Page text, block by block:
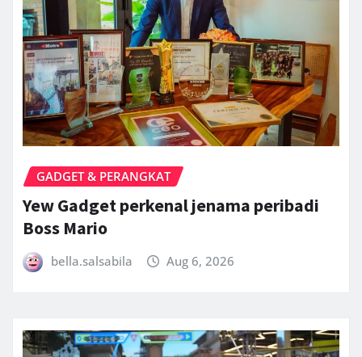
GADGET & PERANGKAT
Yew Gadget perkenal jenama peribadi
Boss Mario
bella.salsabila Aug 6, 2026